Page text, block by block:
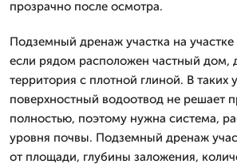
прозрачно после осмотра.
Подземный дренаж участка на
если рядом расположен частный дом,
территория с плотной глиной. В таких
поверхностный водоотвод не решает
полностью, поэтому нужна система,
уровня почвы. Подземный дренаж
от площади, глубины заложения,